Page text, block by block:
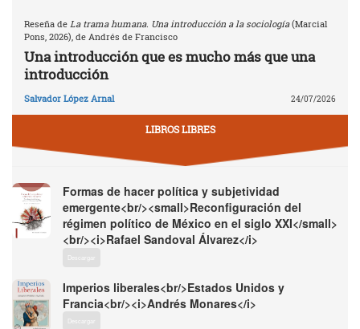
Reseña de La trama humana. Una introducción a la sociología(Marcial
Pons, 2026), de Andrés de Francisco
Una introducción que es mucho más que una
introducción
Salvador López Arnal 24/07/2026
LIBROS LIBRES
Formas de hacer política y subjetividad
emergente<br/><small>Reconfiguración del
régimen político de México en el siglo XXI</small>
<br/><i>Rafael Sandoval Álvarez</i>
Descargar
Imperios liberales<br/>Estados Unidos y
Francia<br/><i>Andrés Monares</i>
Descargar